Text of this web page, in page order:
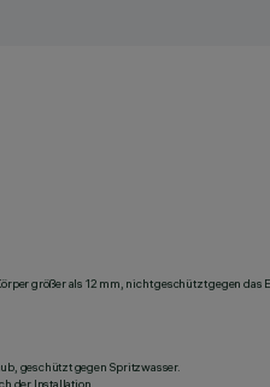
größer als 12 mm, nicht geschützt gegen
geschützt gegen Spritzwasser.